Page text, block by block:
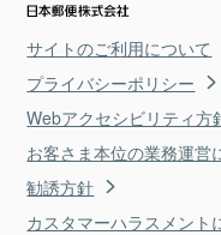
サイトのご利用について
プライバシーポリシー
Webアクセシビリティ方
お客さま本位の業務運営
勧誘方針
カスタマーハラスメント